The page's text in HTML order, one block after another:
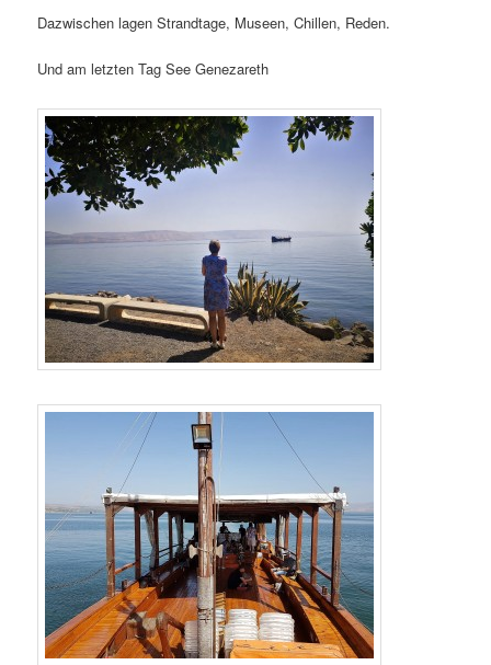
Dazwischen lagen Strandtage, Museen, Chillen, Reden.
Und am letzten Tag See Genezareth